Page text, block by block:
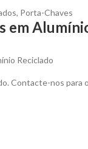
, Porta-Chaves
em
Reciclado
Contacte-nos